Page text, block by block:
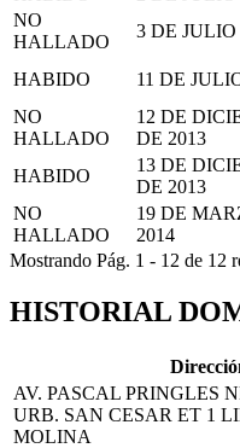
NO
HALLADO
3 DE JULIO
HABIDO 11 DE
NO
HALLADO
12 DE
DE 2013
HABIDO
13 DE
DE 2013
NO
HALLADO
19 DE
2014
Mostrando Pág. 1 - 12 de 12
HISTORIAL
AV. PASCAL PRINGLES
URB. SAN CESAR ET 1
MOLINA